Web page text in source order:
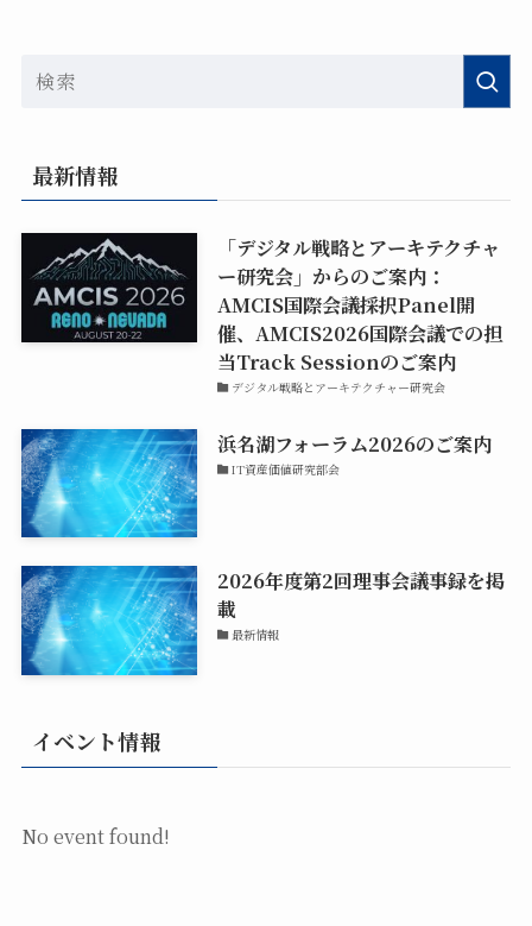
最新情報
「デジタル戦略とアーキテクチャ
ー研究会」からのご案内：
AMCIS国際会議採択Panel開
催、AMCIS2026国際会議での担
当Track Sessionのご案内
デジタル戦略とアーキテクチャー研究会
浜名湖フォーラム2026のご案内
IT資産価値研究部会
2026年度第2回理事会議事録を掲
載
最新情報
イベント情報
No event found!